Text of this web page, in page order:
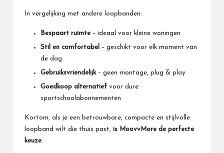
In vergelijking met andere loopbanden:
Bespaart ruimte– ideaal voor kleine woningen
Stil en comfortabel – geschikt voor elk moment van
de dag
Gebruiksvriendelijk– geen montage, plug & play
Goedkoop alternatief voor dure
sportschoolabonnementen
Kortom, als je een betrouwbare, compacte en stijlvolle
loopband wilt die thuis past, is MoovvMorede perfecte
keuze.